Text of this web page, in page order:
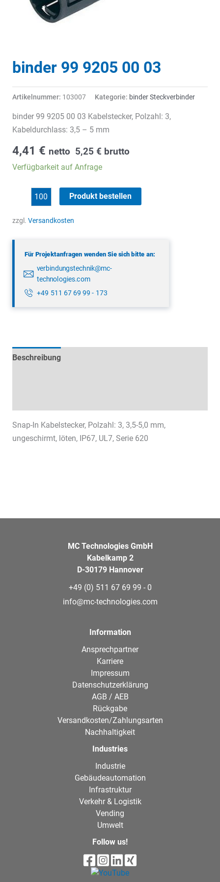
binder 99 9205 00 03
Artikelnummer: 103007 Kategorie: binder Steckverbinder
binder 99 9205 00 03 Kabelstecker, Polzahl: 3,
Kabeldurchlass: 3,5 – 5 mm
4,41 € netto 5,25 € brutto
Verfügbarkeit auf Anfrage
9205
Produkt bestellen
zzgl. Versandkosten
Für Projektanfragen wenden Sie sich bitte an:
verbindungstechnik@mc-
technologies.com
+49 511 67 69 99 - 173
Beschreibung
Snap-In Kabelstecker, Polzahl: 3, 3,5-5,0 mm,
ungeschirmt, löten, IP67, UL7, Serie 620
MC Technologies GmbH
Kabelkamp 2
D-30179 Hannover
+49 (0) 511 67 69 99 - 0
info@mc-technologies.com
Information
Ansprechpartner
Karriere
Impressum
Datenschutzerklärung
AGB / AEB
Rückgabe
Versandkosten/Zahlungsarten
Nachhaltigkeit
Industries
Industrie
Gebäudeautomation
Infrastruktur
Verkehr & Logistik
Vending
Umwelt
Follow us!